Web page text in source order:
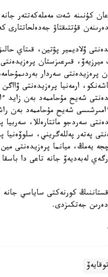
كۇنىنە شەت مەملەكەتتەر جانە
قۇتتىقتاۋ جەدەلحاتتارى
ۆلاديمير پۋتين، قىتاي
قىرعىزستان
پرەزيدەنتى سەردار
ارمەنيا پرەزيدەنتى
شەيح مۇحاممەد بەن زايد
شەيح مۇحاممەد بەن
سەردجو ماتتارەللا،
پەتەر پەللەگريني،
يەمڭ، ميانما پرەزيدەنتى
جانە تاعى دا باسقا
كورنەكتى ساياسي جانە
جەتكىزدى.